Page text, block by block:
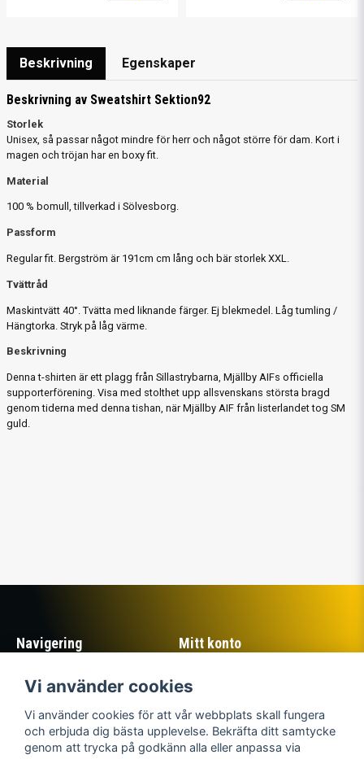
Beskrivning Egenskaper
Beskrivning av Sweatshirt Sektion92
Storlek
Unisex, så passar något mindre för herr och något större för dam. Kort i
magen och tröjan har en boxy fit.
Material
100 % bomull, tillverkad i Sölvesborg.
Passform
Regular fit. Bergström är 191cm cm lång och bär storlek XXL.
Tvättråd
Maskintvätt 40°. Tvätta med liknande färger. Ej blekmedel. Låg tumling /
Hängtorka. Stryk på låg värme.
Beskrivning
Denna t-shirten är ett plagg från Sillastrybarna, Mjällby AIFs officiella
supporterförening. Visa med stolthet upp allsvenskans största bragd
genom tiderna med denna tishan, när Mjällby AIF från listerlandet tog SM
guld.
Navigering
Om Sillastrybarna
Returer
Mitt konto
Registrera dig
Sociala medier Sillastrybarnas Mjällby
Vi använder cookies
Vi använder cookies för att vår webbplats skall fungera
och erbjuda dig bästa upplevelse. Bekräfta ditt samtycke
genom att trycka på godkänn alla eller anpassa via